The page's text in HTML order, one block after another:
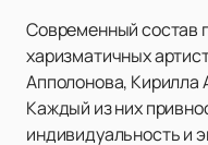
Современный состав
харизматичных
Апполонова, Кирилла
Каждый из них
индивидуальность и